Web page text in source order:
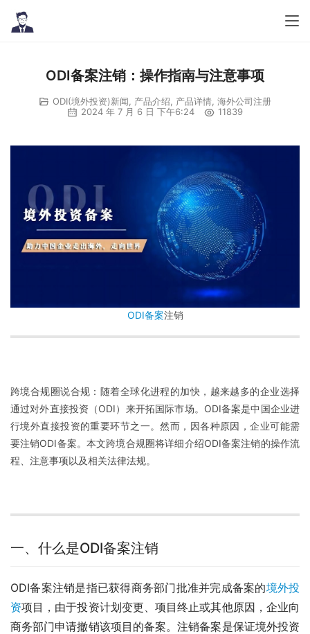
ODI备案注销：操作指南与注意事项
ODI(境外投资)新闻 产品介绍 产品详情 海外公司注册
2024 年 7 月 6 日 下午6:24
11839
ODI备案注销
跨境合规圈说合规：随着全球化进程的加快，越来越多的企业选择
通过对外直接投资（ODI）来开拓国际市场。ODI备案是中国企业进
行境外直接投资的重要环节之一。然而，因各种原因，企业可能需
要注销ODI备案。本文跨境合规圈将详细介绍ODI备案注销的操作流
程、注意事项以及相关法律法规。
一、什么是ODI备案注销
ODI备案注销是指已获得商务部门批准并完成备案的境外投
资项目，由于投资计划变更、项目终止或其他原因，企业向
商务部门申请撤销该项目的备案。注销备案是保证境外投资